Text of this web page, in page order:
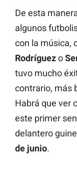
De esta
algunos
con la música,
Rodríguezo
tuvo mucho
contrario, más
Habrá que ver
este primer
delantero
de junio.